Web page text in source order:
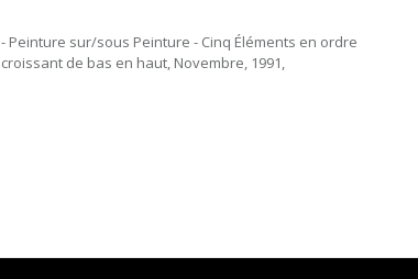
- Peinture sur/sous Peinture - Cinq Éléments en ordre
croissant de bas en haut, Novembre, 1991,